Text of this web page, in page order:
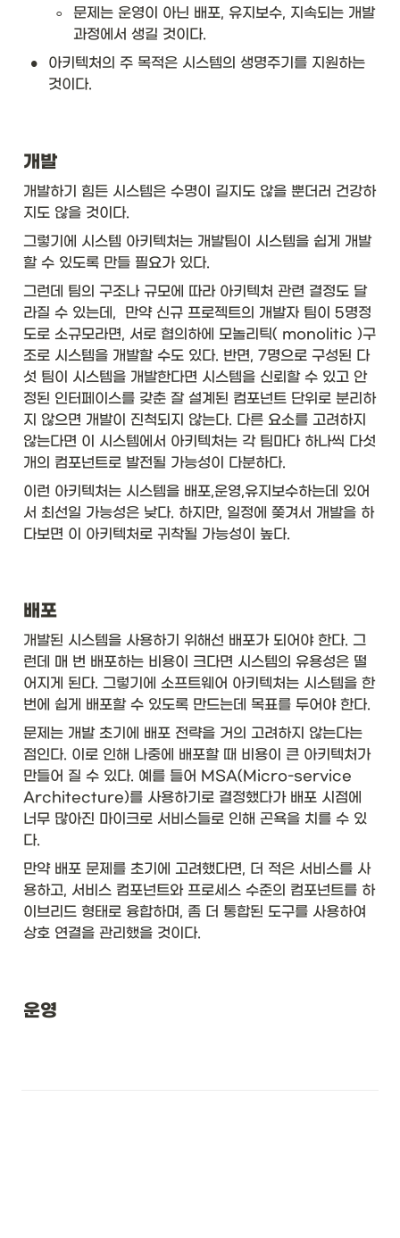
◦
문제는 운영이 아닌 배포, 유지보수, 지속되는 개발
과정에서 생길 것이다.
•
아키텍처의 주 목적은 시스템의 생명주기를 지원하는
것이다.
개발
개발하기 힘든 시스템은 수명이 길지도 않을 뿐더러 건강하
지도 않을 것이다.
그렇기에 시스템 아키텍처는 개발팀이 시스템을 쉽게 개발
할 수 있도록 만들 필요가 있다.
그런데 팀의 구조나 규모에 따라 아키텍처 관련 결정도 달
라질 수 있는데,  만약 신규 프로젝트의 개발자 팀이 5명정
도로 소규모라면, 서로 협의하에 모놀리틱( monolitic )구
조로 시스템을 개발할 수도 있다. 반면, 7명으로 구성된 다
섯 팀이 시스템을 개발한다면 시스템을 신뢰할 수 있고 안
정된 인터페이스를 갖춘 잘 설계된 컴포넌트 단위로 분리하
지 않으면 개발이 진척되지 않는다. 다른 요소를 고려하지
않는다면 이 시스템에서 아키텍처는 각 팀마다 하나씩 다섯
개의 컴포넌트로 발전될 가능성이 다분하다.
이런 아키텍처는 시스템을 배포,운영,유지보수하는데 있어
서 최선일 가능성은 낮다. 하지만, 일정에 쫒겨서 개발을 하
다보면 이 아키텍처로 귀착될 가능성이 높다.
배포
개발된 시스템을 사용하기 위해선 배포가 되어야 한다. 그
런데 매 번 배포하는 비용이 크다면 시스템의 유용성은 떨
어지게 된다. 그렇기에 소프트웨어 아키텍처는 시스템을 한
번에 쉽게 배포할 수 있도록 만드는데 목표를 두어야 한다.
문제는 개발 초기에 배포 전략을 거의 고려하지 않는다는
점인다. 이로 인해 나중에 배포할 때 비용이 큰 아키텍처가
만들어 질 수 있다. 예를 들어 MSA(Micro-service
Architecture)를 사용하기로 결정했다가 배포 시점에
너무 많아진 마이크로 서비스들로 인해 곤욕을 치를 수 있
다.
만약 배포 문제를 초기에 고려했다면, 더 적은 서비스를 사
용하고, 서비스 컴포넌트와 프로세스 수준의 컴포넌트를 하
이브리드 형태로 융합하며, 좀 더 통합된 도구를 사용하여
상호 연결을 관리했을 것이다.
운영